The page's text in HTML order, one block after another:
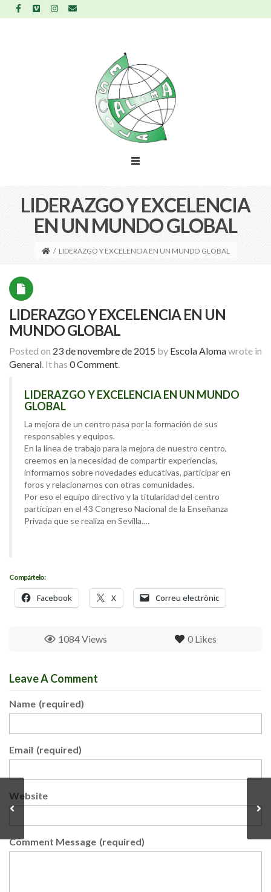
LIDERAZGO Y EXCELENCIA
EN UN MUNDO GLOBAL
/ LIDERAZGO Y EXCELENCIA EN UN MUNDO GLOBAL
LIDERAZGO Y EXCELENCIA EN UN
MUNDO GLOBAL
Posted on 23 de novembre de 2015 by Escola Alomawrote in
General. It has 0 Comment.
LIDERAZGO Y EXCELENCIA EN UN MUNDO
GLOBAL
La mejora de un centro pasa por la formación de sus
responsables y equipos.
En la línea de trabajo para la mejora de nuestro centro,
creemos en la necesidad de compartir experiencias,
informarnos sobre novedades educativas, participar en
foros y relacionarnos con otras comunidades.
Por eso el equipo directivo y la titularidad del centro
participan en el 43 Congreso Nacional de la Enseñanza
Privada que se realiza en Sevilla.…
Compártelo:
Facebook X Correu electrònic
0 Likes
1084 Views
Leave A Comment
Name (required)
Email (required)
Website
Comment Message (required)